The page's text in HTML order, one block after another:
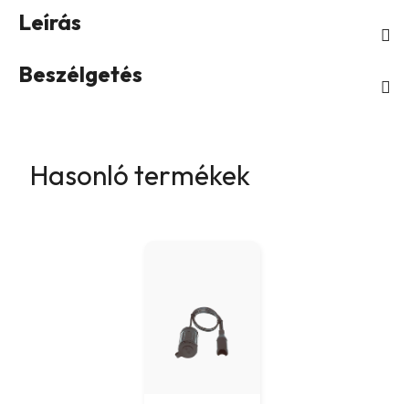
Leírás
Beszélgetés
Hasonló termékek